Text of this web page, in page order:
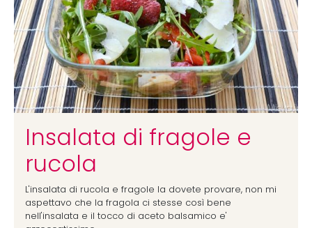
Insalata di fragole e
rucola
L'insalata di rucola e fragole la dovete provare, non mi
aspettavo che la fragola ci stesse così bene
nell'insalata e il tocco di aceto balsamico e'